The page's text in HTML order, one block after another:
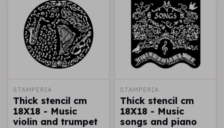
STAMPERIA
Thick stencil cm
18X18 - Music
violin and trumpet
STAMPERIA
Thick stencil cm
18X18 - Music
songs and piano